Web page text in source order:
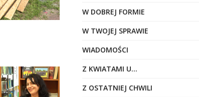
W DOBREJ FORMIE
W TWOJEJ SPRAWIE
WIADOMOŚCI
Z KWIATAMI U…
Z OSTATNIEJ CHWILI